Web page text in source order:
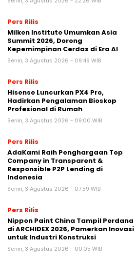
Pers Rilis
Milken Institute Umumkan Asia
Summit 2026, Dorong
Kepemimpinan Cerdas di Era AI
Senin, 3 Agustus 2026 - 09:49 WIB
Pers Rilis
Hisense Luncurkan PX4 Pro,
Hadirkan Pengalaman Bioskop
Profesional di Rumah
Senin, 3 Agustus 2026 - 09:00 WIB
Pers Rilis
AdaKami Raih Penghargaan Top
Company in Transparent &
Responsible P2P Lending di
Indonesia
Senin, 3 Agustus 2026 - 07:59 WIB
Pers Rilis
Nippon Paint China Tampil Perdana
di ARCHIDEX 2026, Pamerkan Inovasi
untuk Industri Konstruksi
Senin, 3 Agustus 2026 - 00:05 WIB